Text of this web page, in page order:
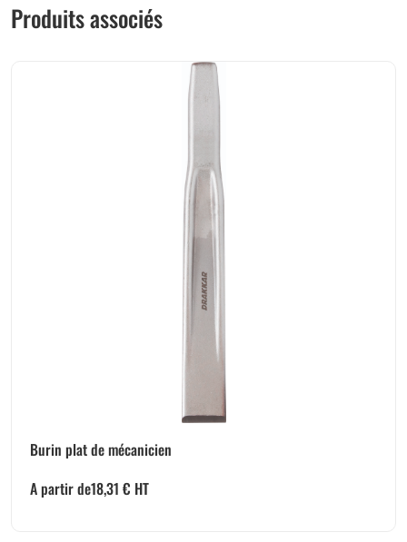
Produits associés
Burin plat de mécanicien
A partir de18,31 € HT